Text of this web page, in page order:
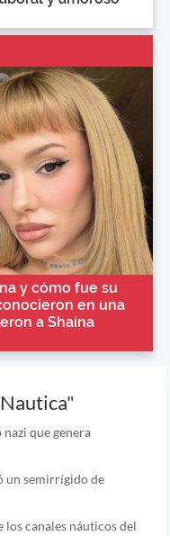
y cómo fue su
en una
a Shaina
nazi que genera
un semirrígido de
canales náuticos del